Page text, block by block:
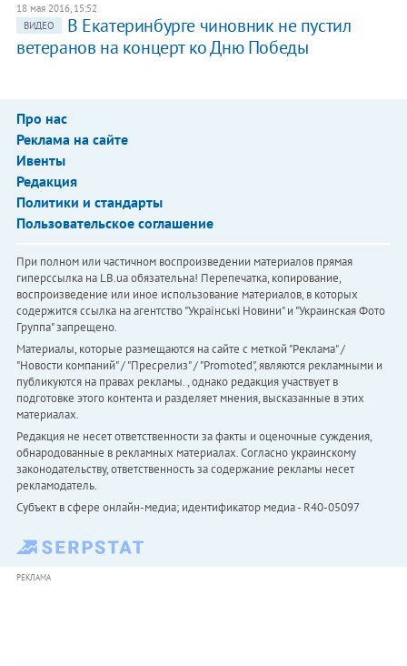
18 мая 2016, 15:52
ВИДЕО
В Екатеринбурге чиновник не пустил
ветеранов на концерт ко Дню Победы
Про нас
Реклама на сайте
Ивенты
Редакция
Политики и стандарты
Пользовательское соглашение
При полном или частичном воспроизведении материалов прямая
гиперссылка на LB.ua обязательна! Перепечатка, копирование,
воспроизведение или иное использование материалов, в которых
содержится ссылка на агентство "Українськi Новини" и "Украинская Фото
Группа" запрещено.
Материалы, которые размещаются на сайте с меткой "Реклама" /
"Новости компаний" / "Пресрелиз" / "Promoted", являются рекламными и
публикуются на правах рекламы. , однако редакция участвует в
подготовке этого контента и разделяет мнения, высказанные в этих
материалах.
Редакция не несет ответственности за факты и оценочные суждения,
обнародованные в рекламных материалах. Согласно украинскому
законодательству, ответственность за содержание рекламы несет
рекламодатель.
Субъект в сфере онлайн-медиа; идентификатор медиа - R40-05097
РЕКЛАМА